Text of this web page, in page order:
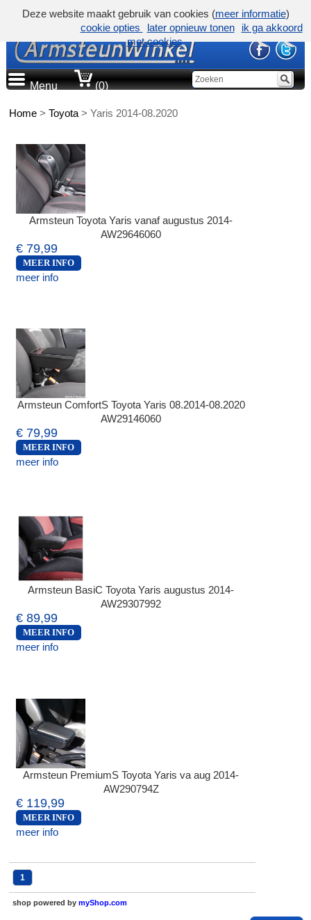
Menu (0)
Home> Toyota> Yaris 2014-08.2020
Armsteun Toyota Yaris vanaf augustus 2014-
AW29646060
€ 79,99
MEER INFO
meer info
Armsteun ComfortS Toyota Yaris 08.2014-08.2020
AW29146060
€ 79,99
MEER INFO
meer info
Armsteun BasiC Toyota Yaris augustus 2014-
AW29307992
€ 89,99
MEER INFO
meer info
Armsteun PremiumS Toyota Yaris va aug 2014-
AW290794Z
€ 119,99
MEER INFO
meer info
1
shop powered bymyShop.com
Deze website maakt gebruik van cookies (meer informatie)
cookie opties
later opnieuw tonen
ik ga akkoord
met cookies